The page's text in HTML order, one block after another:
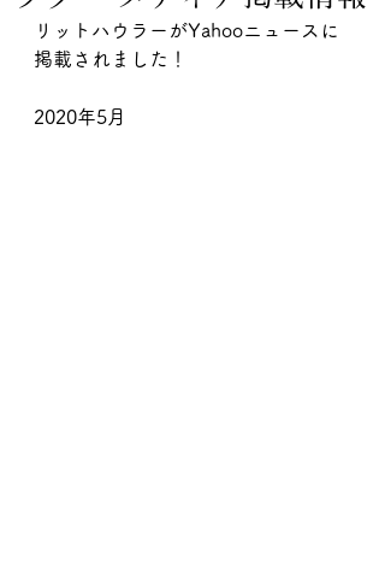
リットハウラーがYahooニュースに
掲載されました！
2020年5月